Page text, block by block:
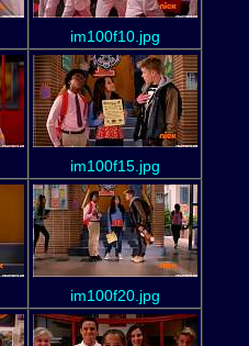
im100f10.jpg
im100f15.jpg
im100f20.jpg